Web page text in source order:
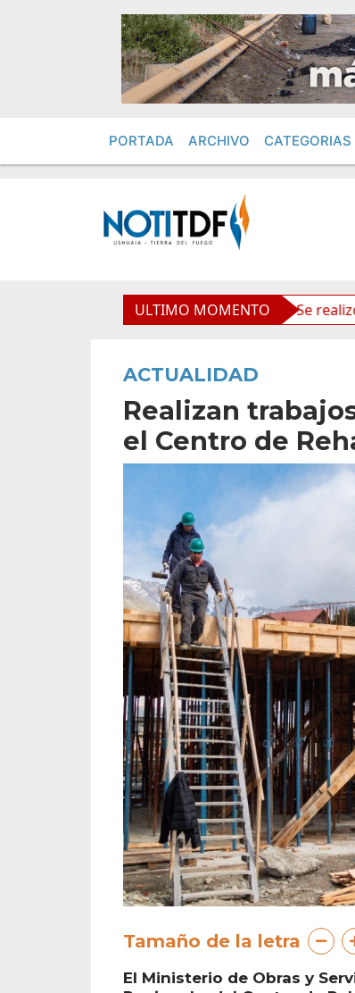
PORTADA ARCHIVO CATEGORIAS
ULTIMO MOMENTO
políticos por «ficha limpia» Se realizó la
ACTUALIDAD
Realizan
el Centro de
Tamaño de la letra
El Ministerio de Obras y